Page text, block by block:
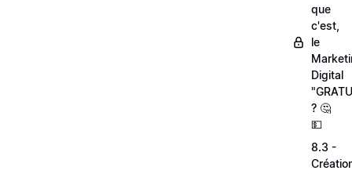
que
c'est,
le
Digital
? 🤔
💵
8.3 -